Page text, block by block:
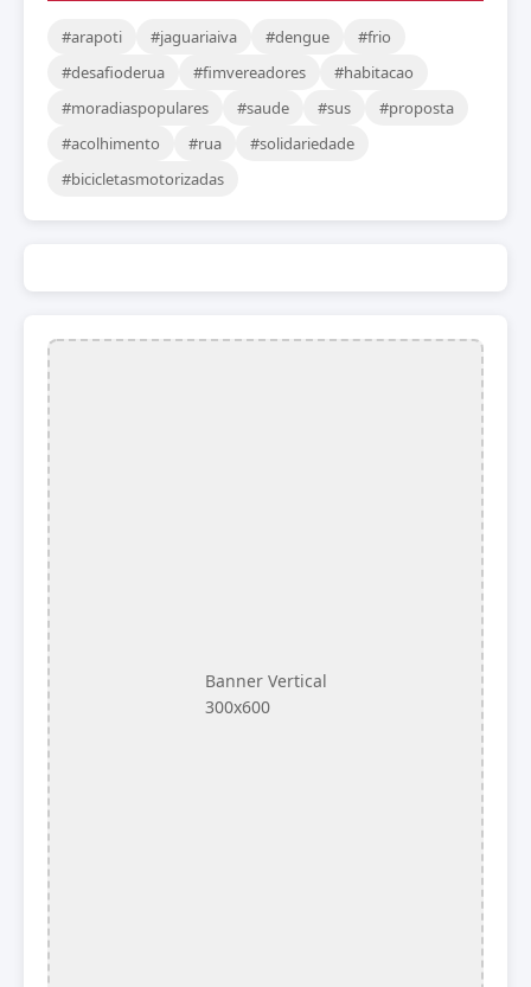
#arapoti #jaguariaiva #dengue
#frio
#desafioderua
#fimvereadores
#habitacao
#moradiaspopulares
#saude #sus
#proposta
#acolhimento
#rua
#solidariedade
#bicicletasmotorizadas
Banner Vertical
300x600